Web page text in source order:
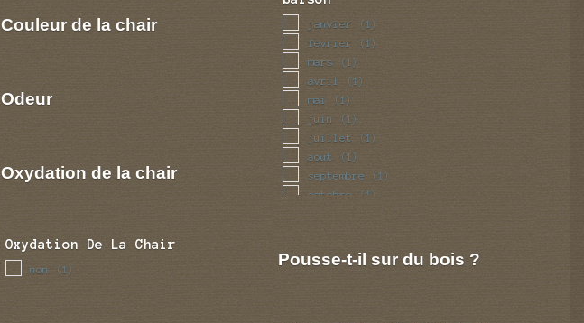
Couleur de la chair
Odeur
Oxydation de la chair
Oxydation De La Chair
non (1)
janvier (1)
fevrier (1)
mars (1)
avril (1)
mai (1)
juin (1)
juillet (1)
aout (1)
septembre (1)
octobre (1)
Pousse-t-il sur du bois ?